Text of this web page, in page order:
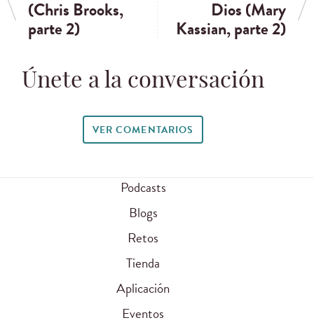
(Chris Brooks,
parte 2)
Dios (Mary
Kassian, parte 2)
Únete a la conversación
VER COMENTARIOS
Podcasts
Blogs
Retos
Tienda
Aplicación
Eventos